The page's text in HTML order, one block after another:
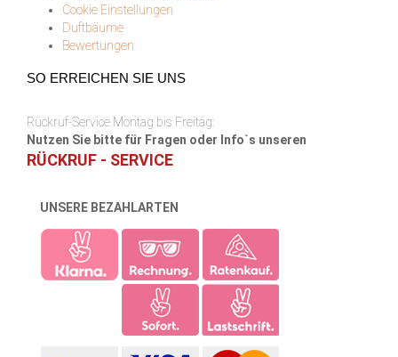
Cookie Einstellungen
Duftbäume
Bewertungen
SO ERREICHEN SIE UNS
Rückruf-Service Montag bis Freitag:
Nutzen Sie bitte für Fragen oder Info`s unseren
RÜCKRUF - SERVICE
UNSERE BEZAHLARTEN